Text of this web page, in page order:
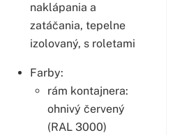
naklápania a
zatáčania, tepelne
izolovaný, s roletami
Farby:
rám kontajnera:
ohnivý červený
(RAL 3000)